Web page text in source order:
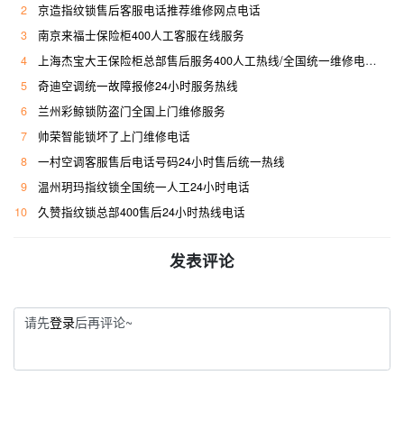
2
京造指纹锁售后客服电话推荐维修网点电话
3
南京来福士保险柜400人工客服在线服务
4
上海杰宝大王保险柜总部售后服务400人工热线/全国统一维修电话是多少
5
奇迪空调统一故障报修24小时服务热线
6
兰州彩鲸锁防盗门全国上门维修服务
7
帅荣智能锁坏了上门维修电话
8
一村空调客服售后电话号码24小时售后统一热线
9
温州玥玛指纹锁全国统一人工24小时电话
10
久赞指纹锁总部400售后24小时热线电话
发表评论
请先登录后再评论~